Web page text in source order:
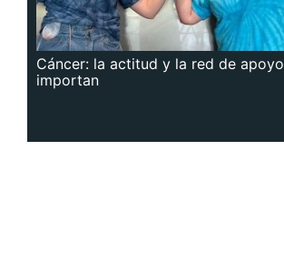
Cáncer: la actitud y la red de apoyo
importan